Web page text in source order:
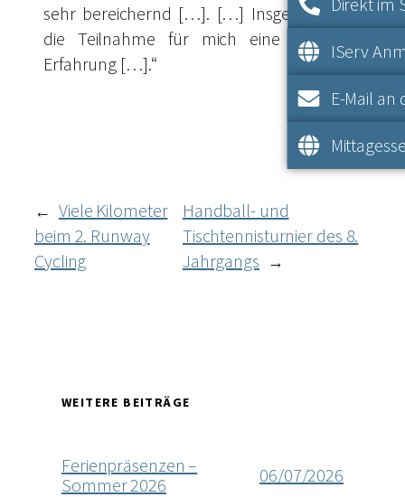
sehr bereichernd […]. […] Insgesamt war
die Teilnahme für mich eine wertvolle
Erfahrung […].“
← Viele Kilometer
beim 2. Runway
Cycling
Handball- und
Tischtennisturnier des 8.
Jahrgangs →
WEITERE BEITRÄGE
Ferienpräsenzen –
Sommer 2026
06/07/2026
IServ
E-Mail an